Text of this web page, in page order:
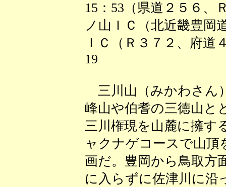
15：53（県道２５６、
ノ山ＩＣ（北近畿豊岡
ＩＣ（Ｒ３７２、府道
19
三川山（みかわさん
峰山や伯耆の三徳山と
三川権現を山麓に擁す
ャクナゲコースで山頂
画だ。豊岡から鳥取方
に入らずに佐津川に沿